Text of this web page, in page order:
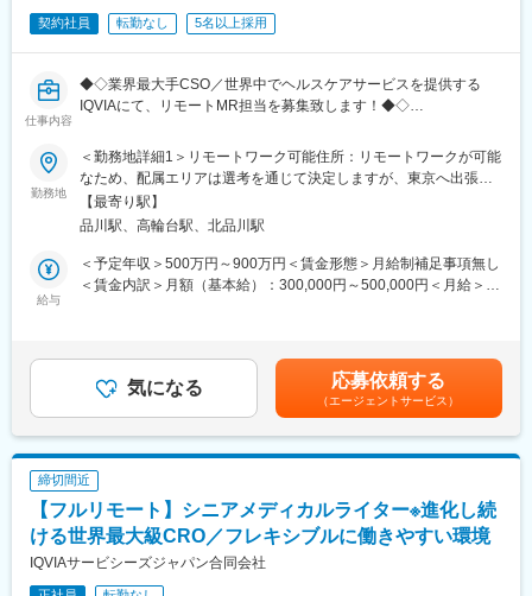
は市場はかなりの拡大フェーズにございます。そのため、販売を
アウトソースする欧米的な手法が今後はベーシックなものとな
り、コントラクトMRとして息の長いキャリアを形成することがで
きるのです。
■当社について：当社は米国に本社を置き、世界100以上の国や地
び臨床試験サービスを提供する世界的なリーディングカンパニー
です。当社は、疾患領域、サイエンス、解析における長年の経験
や知識を生かして、様々なサービスを提供し続けています。
契約社員 転勤なし 5名以上採用
仕事内容
◆◇業界最大手CSO／世界中でヘルスケアサービスを提供する
IQVIAにて、リモートMR担当を募集致します！◆◇
【具体的な業務詳細】
国内トップクラスのプロジェクト受託実績を誇る当社の一員とし
て、医薬品PJなどを中心にリモートMRとしてクライアントビジ
ネス拡大に貢献していただきます。
具体的なプロジェクトは選考の過程でお伝えいたしますので、是
非お気軽にご応募くださいませ！
関与しています
・日本においても業界トップシェアを誇り、常時100以上のPJが
勤務地
＜勤務地詳細1＞リモートワーク可能住所：リモートワークが可能
なため、配属エリアは選考を通じて決定しますが、東京へ出張が
可能な方歓迎です。 受動喫煙対策：屋内全面禁煙＜勤務地詳細2
＞本社住所：東京都港区高輪4-10-18 京急第1ビル勤務地最寄駅：
定める事業所
【最寄り駅】
品川駅、高輪台駅、北品川駅
給与
＜予定年収＞500万円～900万円＜賃金形態＞月給制補足事項無し
＜賃金内訳＞月額（基本給）：300,000円～500,000円＜月給＞
ジェクト稼働手当(35,000円)、外勤日当（1日1,500円／外勤3.5時
間以上）■変動賞与制（6月・12月・3月）※平均実績6ヶ月分■イン
センティブ：3月（対象者）賃金はあくまでも目安の金額であり、
選考を通じて上下する可能性があります。月給(月額)は固定手当を
含めた表記です。
気になる 応募依頼する
（エージェントサービス）
締切間近
【フルリモート】シニアメディカルライター※進化し続
ける世界最大級CRO／フレキシブルに働きやすい環境
IQVIAサービシーズジャパン合同会社